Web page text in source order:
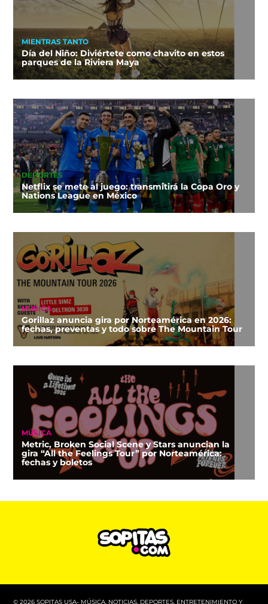
MIENTRAS TANTO
Día del Niño: Diviértete como chavito en estos
parques de la Riviera Maya
DEPORTES
Netflix se mete al juego: transmitirá la Copa Oro y
Nations League en México
MÚSICA
Gorillaz anuncia gira por Norteamérica en 2026:
fechas, preventas y todo sobre The Mountain Tour
MÚSICA
Metric, Broken Social Scene y Stars anuncian la
gira “All the Feelings Tour” por Norteamérica:
fechas y boletos
© 2026 SOPITAS USA- MÚSICA, NOTICIAS, DEPORTES, ENTRETENIMIENTO Y